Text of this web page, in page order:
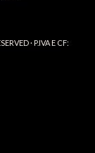
· P.IVA E CF: